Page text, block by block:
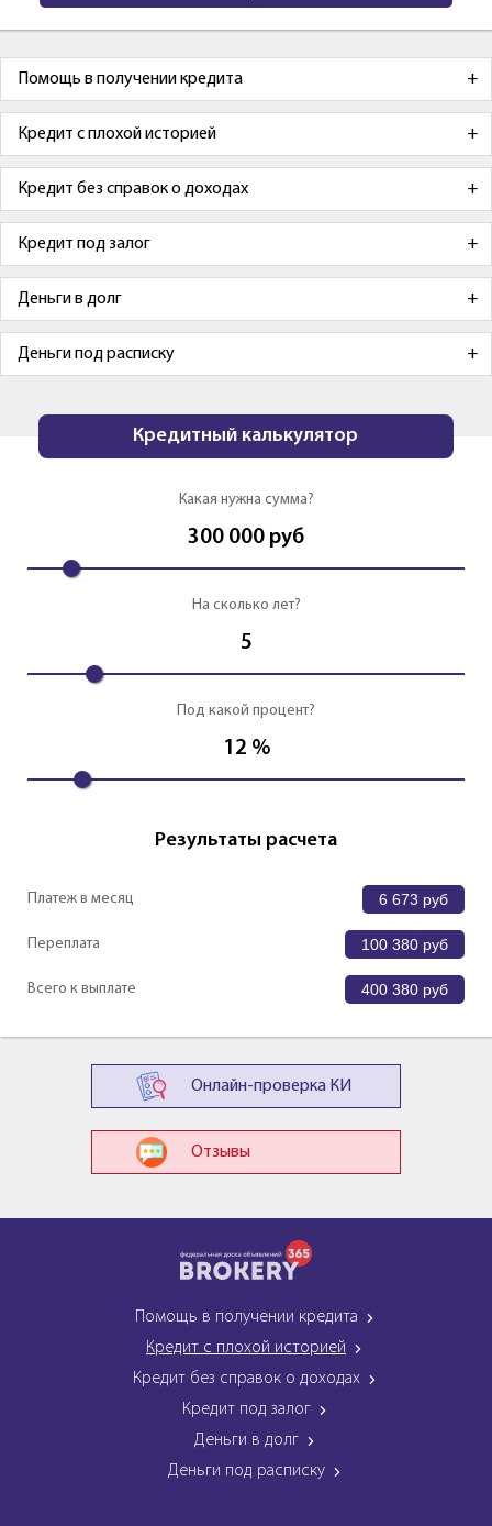
Помощь в получении кредита
Кредит с плохой историей
Кредит без справок о доходах
Кредит под залог
Деньги в долг
Деньги под расписку
Кредитный калькулятор
Какая нужна сумма?
300 000 руб
На сколько лет?
5
Под какой процент?
12 %
Результаты расчета
Платеж в месяц 6 673 руб
Переплата 100 380 руб
Всего к выплате 400 380 руб
Онлайн-проверка КИ
Отзывы
Помощь в получении кредита
Кредит с плохой историей
Кредит без справок о доходах
Кредит под залог
Деньги в долг
Деньги под расписку